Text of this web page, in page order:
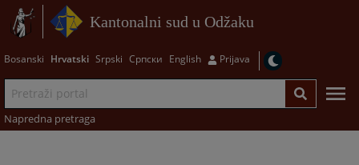
Kantonalni sud u Odžaku
Bosanski Hrvatski Srpski Српски English Prijava
Napredna pretraga